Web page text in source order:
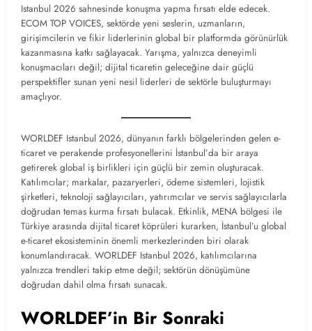
Istanbul 2026 sahnesinde konuşma yapma fırsatı elde edecek.
ECOM TOP VOICES, sektörde yeni seslerin, uzmanların,
girişimcilerin ve fikir liderlerinin global bir platformda görünürlük
kazanmasına katkı sağlayacak. Yarışma, yalnızca deneyimli
konuşmacıları değil; dijital ticaretin geleceğine dair güçlü
perspektifler sunan yeni nesil liderleri de sektörle buluşturmayı
amaçlıyor.
WORLDEF Istanbul 2026, dünyanın farklı bölgelerinden gelen e-
ticaret ve perakende profesyonellerini İstanbul’da bir araya
getirerek global iş birlikleri için güçlü bir zemin oluşturacak.
Katılımcılar; markalar, pazaryerleri, ödeme sistemleri, lojistik
şirketleri, teknoloji sağlayıcıları, yatırımcılar ve servis sağlayıcılarla
doğrudan temas kurma fırsatı bulacak. Etkinlik, MENA bölgesi ile
Türkiye arasında dijital ticaret köprüleri kurarken, İstanbul’u global
e-ticaret ekosisteminin önemli merkezlerinden biri olarak
konumlandıracak. WORLDEF Istanbul 2026, katılımcılarına
yalnızca trendleri takip etme değil; sektörün dönüşümüne
doğrudan dahil olma fırsatı sunacak.
WORLDEF’in Bir Sonraki